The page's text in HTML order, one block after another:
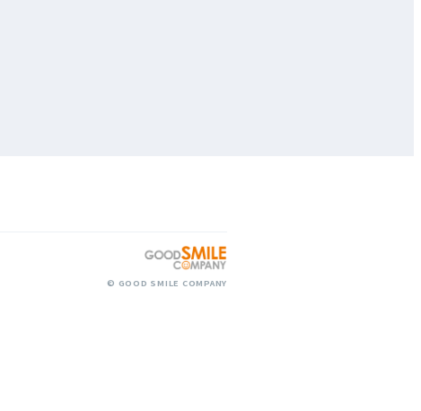
© GOOD SMILE COMPANY